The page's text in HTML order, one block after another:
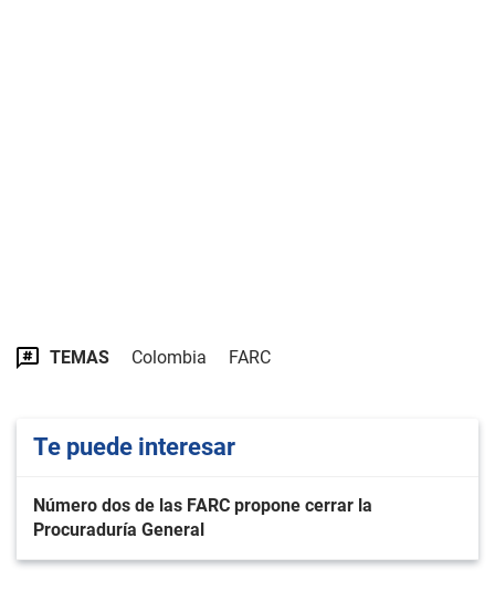
TEMAS Colombia FARC
Te puede interesar
Número dos de las FARC propone cerrar la
Procuraduría General